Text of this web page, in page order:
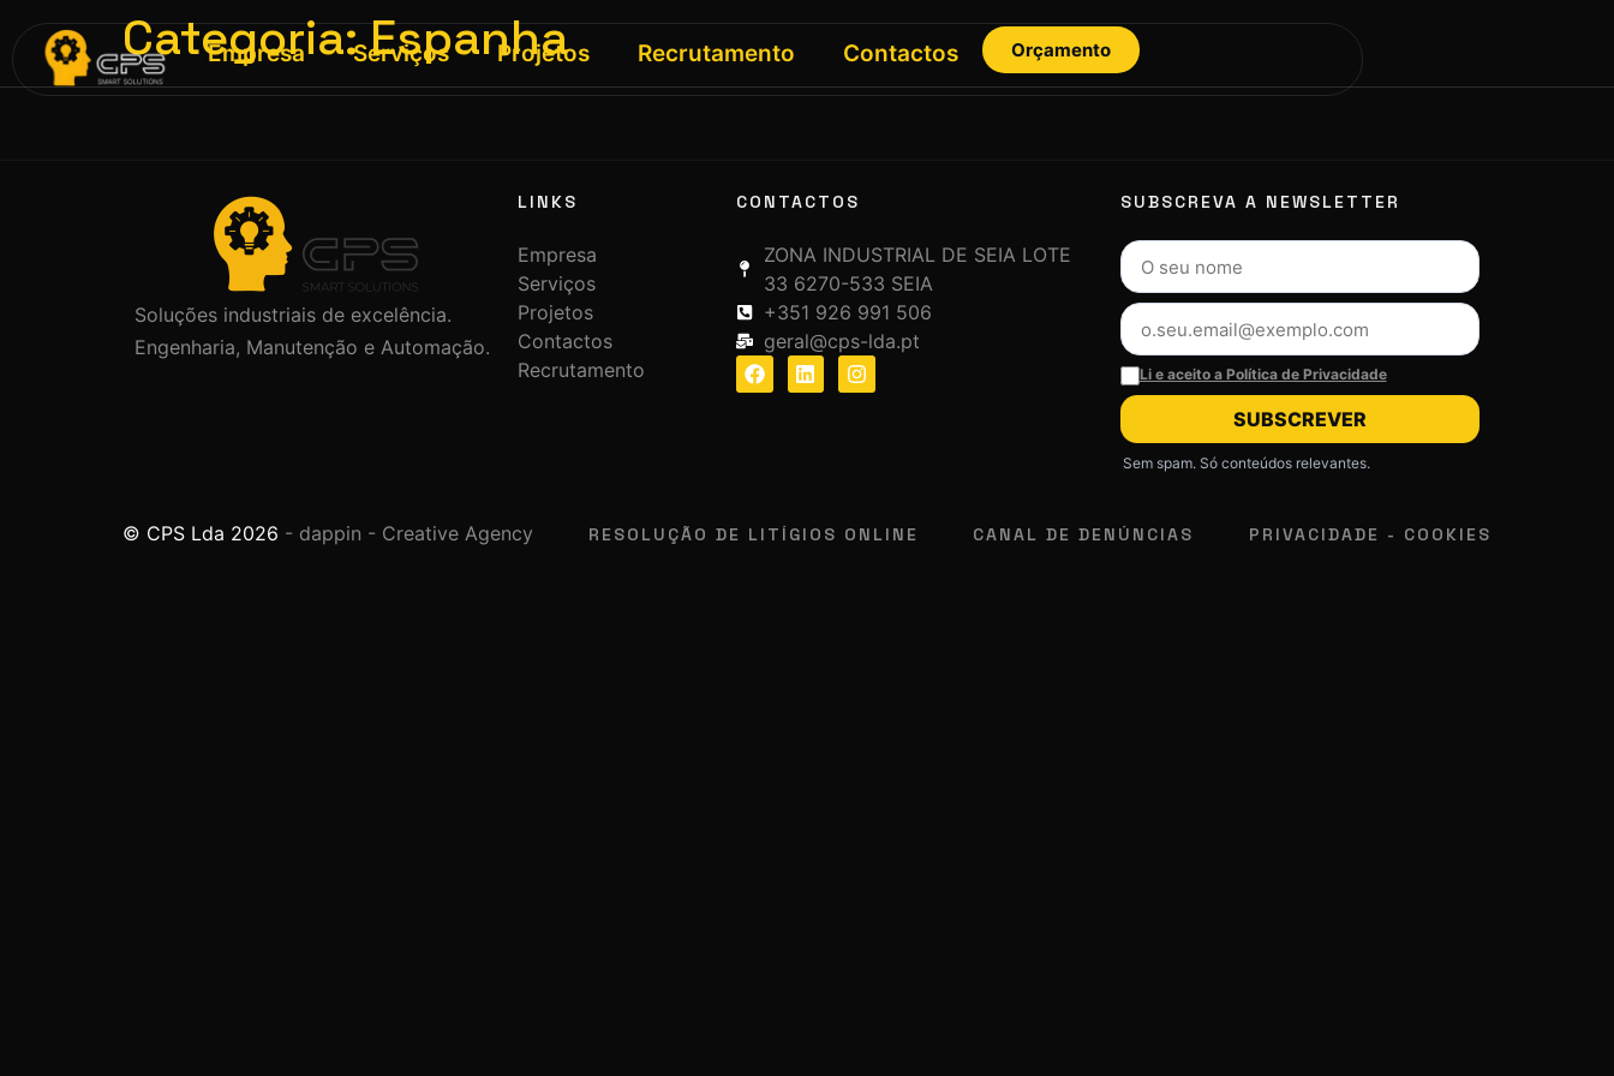
Empresa Serviços Projetos Recrutamento Contactos Orçamento
Categoria:Espanha
Soluções industriais de excelência.
Engenharia, Manutenção e Automação.
LINKS
Empresa
Serviços
Projetos
Contactos
Recrutamento
CONTACTOS
ZONA INDUSTRIAL DE SEIA LOTE
33 6270-533 SEIA
+351 926 991 506
geral@cps-lda.pt
SUBSCREVA A NEWSLETTER
Li e aceito a Política de Privacidade
SUBSCREVER
Sem spam. Só conteúdos relevantes.
© CPS Lda 2026 - dappin - Creative Agency RESOLUÇÃO DE LITÍGIOS ONLINE CANAL DE DENÚNCIAS PRIVACIDADE - COOKIES